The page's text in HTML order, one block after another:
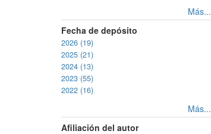
Más...
Fecha de depósito
2026 (19)
2025 (21)
2024 (13)
2023 (55)
2022 (16)
Más...
Afiliación del autor